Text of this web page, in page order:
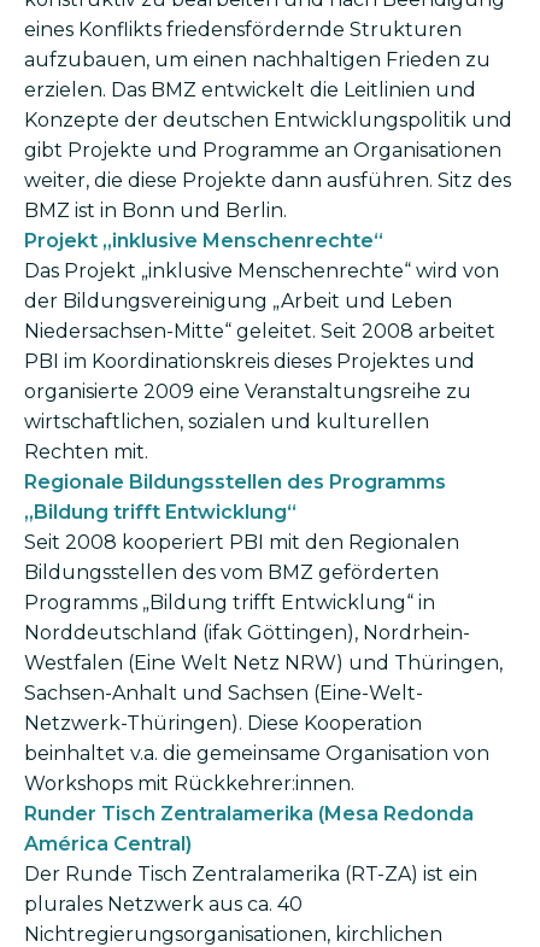
eines Konflikts friedensfördernde Strukturen
aufzubauen, um einen nachhaltigen Frieden zu
erzielen. Das BMZ entwickelt die Leitlinien und
Konzepte der deutschen Entwicklungspolitik und
gibt Projekte und Programme an Organisationen
weiter, die diese Projekte dann ausführen. Sitz des
BMZ ist in Bonn und Berlin.
Projekt „inklusive Menschenrechte“
Das Projekt „inklusive Menschen­rechte“ wird von
der Bildungsvereinigung „Arbeit und Leben
Niedersachsen-Mitte“ geleitet. Seit 2008 arbeitet
PBI im Koordinationskreis dieses Projektes und
organisierte 2009 eine Veranstaltungsreihe zu
wirtschaftlichen, sozialen und kulturellen
Rechten mit.
Regionale Bildungsstellen des Programms
„Bildung trifft Entwicklung“
Seit 2008 kooperiert PBI mit den Regionalen
Bildungsstellen des vom BMZ geförderten
Programms „Bildung trifft Entwicklung“ in
Norddeutschland (ifak Göttingen), Nordrhein-
Westfalen (Eine Welt Netz NRW) und Thüringen,
Sachsen-Anhalt und Sachsen (Eine-Welt-
Netzwerk-Thüringen). Diese Kooperation
beinhaltet v.a. die gemeinsame Organisation von
Workshops mit Rückkehrer:innen.
Runder Tisch Zentralamerika (Mesa Redonda
América Central)
Der Runde Tisch Zentralamerika (RT-ZA) ist ein
plurales Netzwerk aus ca. 40
Nichtregierungsorganisationen, kirchlichen